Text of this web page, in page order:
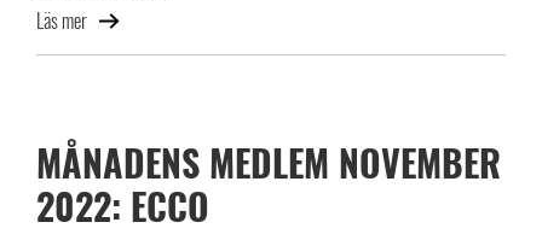
Läs mer
MÅNADENS MEDLEM NOVEMBER
2022: ECCO